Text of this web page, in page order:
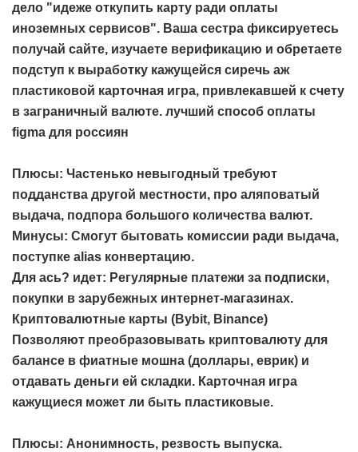
дело "идеже откупить карту ради оплаты
иноземных сервисов". Ваша сестра фиксируетесь
получай сайте, изучаете верификацию и обретаете
подступ к выработку кажущейся сиречь аж
пластиковой карточная игра, привлекавшей к счету
в заграничный валюте. лучший способ оплаты
figma для россиян
Плюсы: Частенько невыгодный требуют
подданства другой местности, про аляповатый
выдача, подпора большого количества валют.
Минусы: Смогут бытовать комиссии ради выдача,
поступке alias конвертацию.
Для ась? идет: Регулярные платежи за подписки,
покупки в зарубежных интернет-магазинах.
Криптовалютные карты (Bybit, Binance)
Позволяют преобразовывать криптовалюту для
балансе в фиатные мошна (доллары, еврик) и
отдавать деньги ей складки. Карточная игра
кажущиеся может ли быть пластиковые.
Плюсы: Анонимность, резвость выпуска.